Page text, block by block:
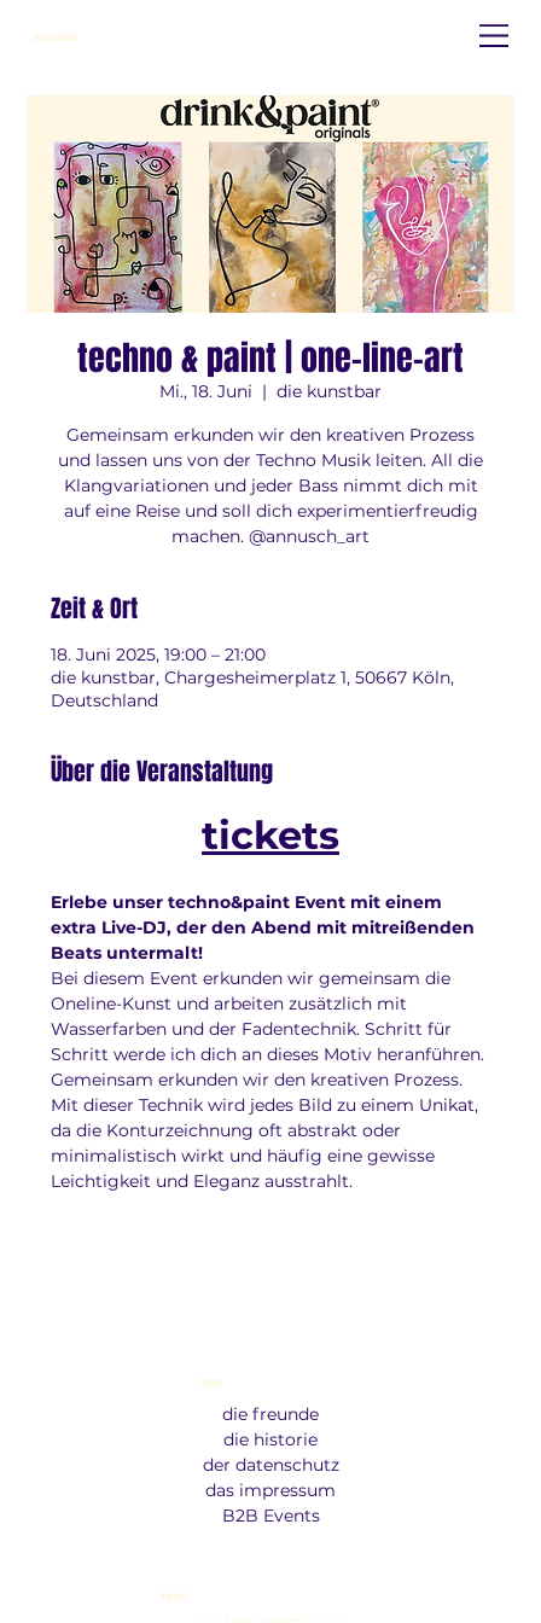
die kunstbar
techno & paint | one-line-art
Mi., 18. Juni
  |
die kunstbar
Gemeinsam erkunden wir den kreativen Prozess
und lassen uns von der Techno Musik leiten. All die
Klangvariationen und jeder Bass nimmt dich mit
auf eine Reise und soll dich experimentierfreudig
machen. @annusch_art
Zeit & Ort
18. Juni 2025, 19:00 – 21:00
die kunstbar, Chargesheimerplatz 1, 50667 Köln,
Deutschland
Über die Veranstaltung
tickets
Erlebe unser techno&paint Event mit einem
extra Live-DJ, der den Abend mit mitreißenden
Beats untermalt!
Bei diesem Event erkunden wir gemeinsam die
Oneline-Kunst und arbeiten zusätzlich mit
Wasserfarben und der Fadentechnik. Schritt für
Schritt werde ich dich an dieses Motiv heranführen.
Gemeinsam erkunden wir den kreativen Prozess.
Mit dieser Technik wird jedes Bild zu einem Unikat,
da die Konturzeichnung oft abstrakt oder
minimalistisch wirkt und häufig eine gewisse
Leichtigkeit und Eleganz ausstrahlt.
Menu
die freunde
die historie
der datenschutz
das impressum
B2B Events
Kontakt